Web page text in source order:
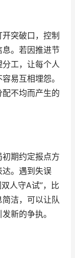
突破口，控制
。若因推进节
工，让每个人
易互相埋怨。
不均而产生的
期约定报点方
。遇到失误
人守A试”，比
洁，可以让队
新的争执。